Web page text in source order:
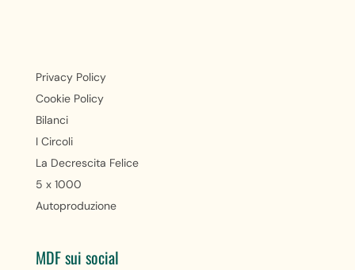
Privacy Policy
Cookie Policy
Bilanci
I Circoli
La Decrescita Felice
5 x 1000
Autoproduzione
MDF sui social